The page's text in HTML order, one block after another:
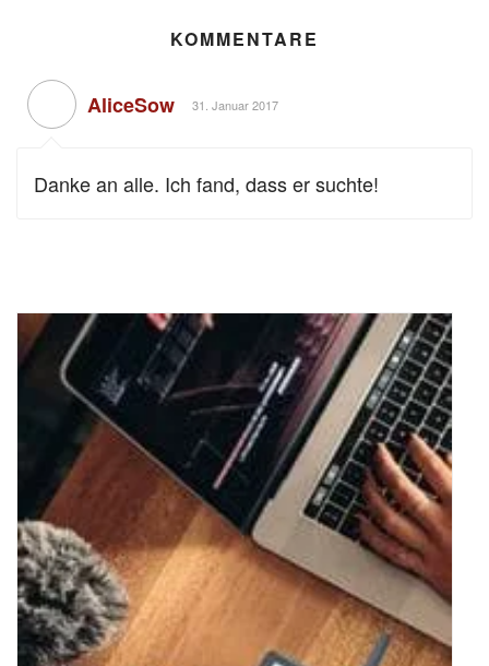
KOMMENTARE
AliceSow 31. Januar 2017
Danke an alle. Ich fand, dass er suchte!